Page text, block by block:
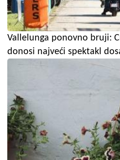
Vallelunga ponovno bruji:
donosi najveći spektakl